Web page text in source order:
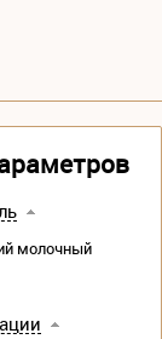
молочный